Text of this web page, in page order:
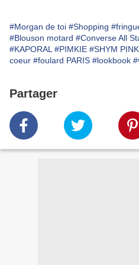
#Morgan de toi #Shopping
#Blouson motard #Converse All
#KAPORAL #PIMKIE #SHYM
coeur #foulard PARIS #lookbook
Partager